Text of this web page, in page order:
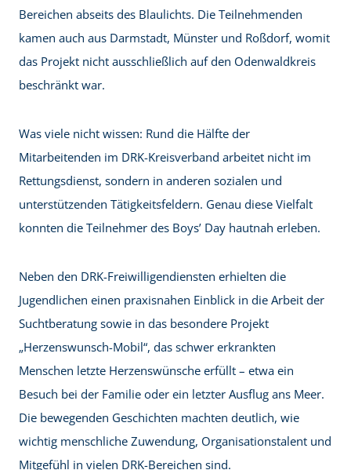
Bereichen abseits des Blaulichts. Die Teilnehmenden
kamen auch aus Darmstadt, Münster und Roßdorf, womit
das Projekt nicht ausschließlich auf den Odenwaldkreis
beschränkt war.
Was viele nicht wissen: Rund die Hälfte der
Mitarbeitenden im DRK-Kreisverband arbeitet nicht im
Rettungsdienst, sondern in anderen sozialen und
unterstützenden Tätigkeitsfeldern. Genau diese Vielfalt
konnten die Teilnehmer des Boys’ Day hautnah erleben.
Neben den DRK-Freiwilligendiensten erhielten die
Jugendlichen einen praxisnahen Einblick in die Arbeit der
Suchtberatung sowie in das besondere Projekt
„Herzenswunsch-Mobil“, das schwer erkrankten
Menschen letzte Herzenswünsche erfüllt – etwa ein
Besuch bei der Familie oder ein letzter Ausflug ans Meer.
Die bewegenden Geschichten machten deutlich, wie
wichtig menschliche Zuwendung, Organisationstalent und
Mitgefühl in vielen DRK-Bereichen sind.